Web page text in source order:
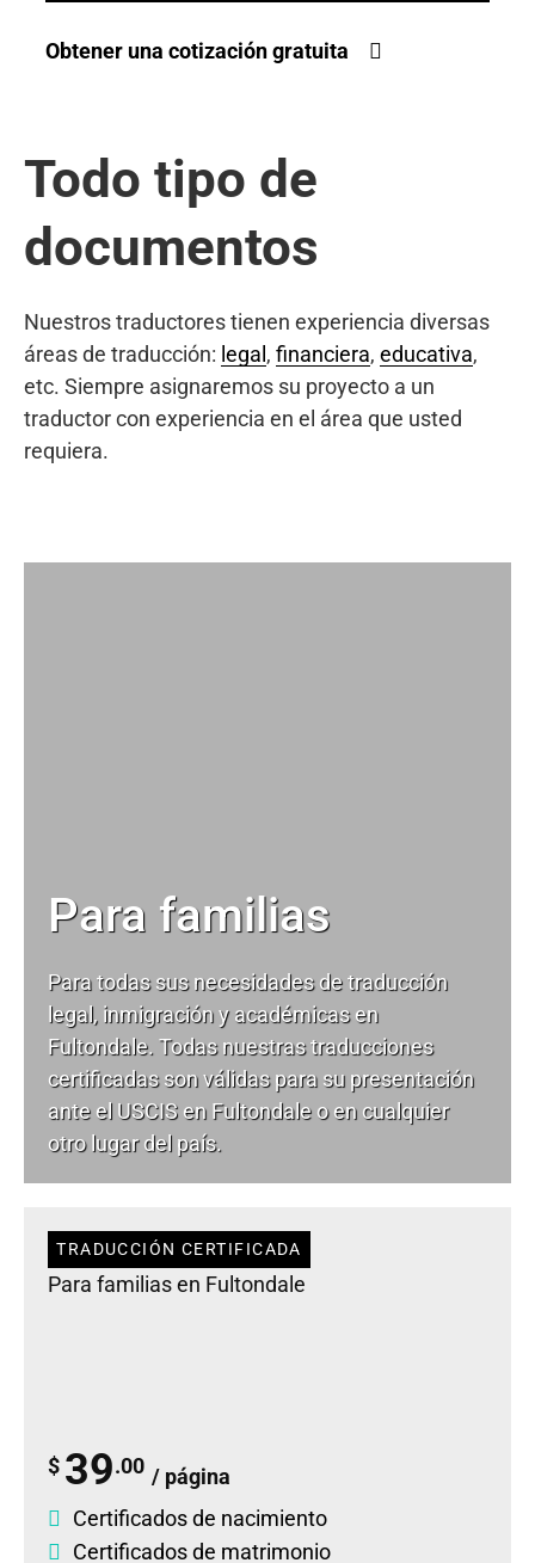
Obtener una cotización gratuita
Todo tipo de
documentos
Nuestros traductores tienen experiencia diversas
áreas de traducción: legal , financiera, educativa,
etc. Siempre asignaremos su proyecto a un
traductor con experiencia en el área que usted
requiera.
Para familias
Para todas sus necesidades detraducción
legal, inmigración y académicas en
Fultondale. Todas nuestras traducciones
certificadas son válidas para su presentación
ante el USCIS en Fultondale o en cualquier
otro lugar del país.
TRADUCCIÓN CERTIFICADA
Para familias en Fultondale
$ 39.00 / página
Certificados de nacimiento
Certificados de matrimonio